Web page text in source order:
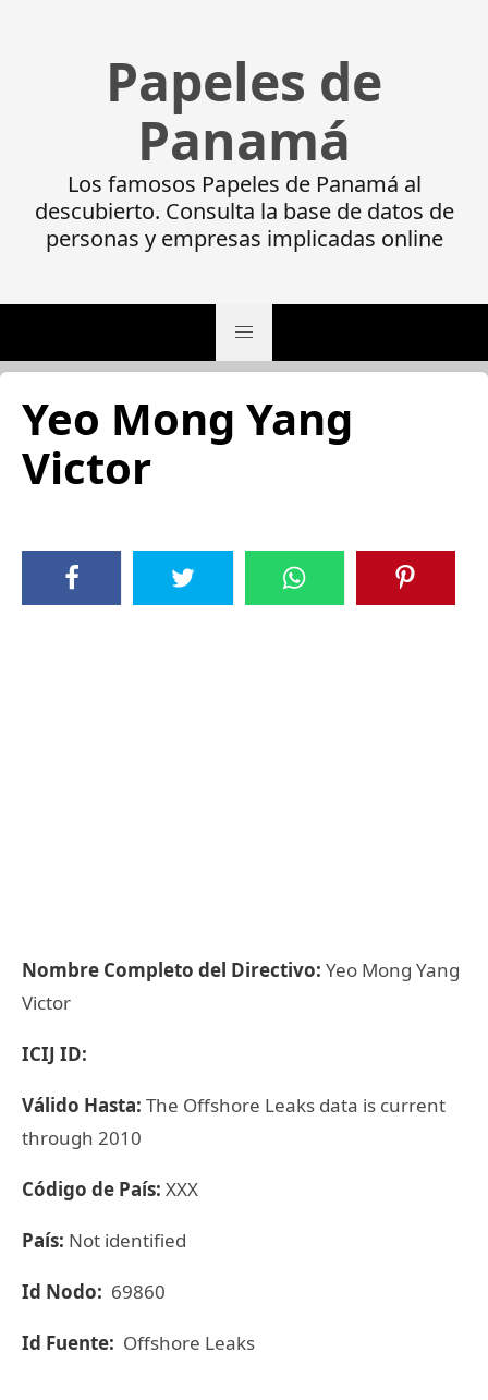
Papeles de
Panamá
Los famosos Papeles de Panamá al
descubierto. Consulta la base de datos de
personas y empresas implicadas online
Yeo Mong Yang
Victor
Nombre Completo del Directivo: Yeo Mong Yang
Victor
ICIJ ID:
Válido Hasta: The Offshore Leaks data is current
through 2010
Código de País: XXX
País: Not identified
Id Nodo: 69860
Id Fuente: Offshore Leaks